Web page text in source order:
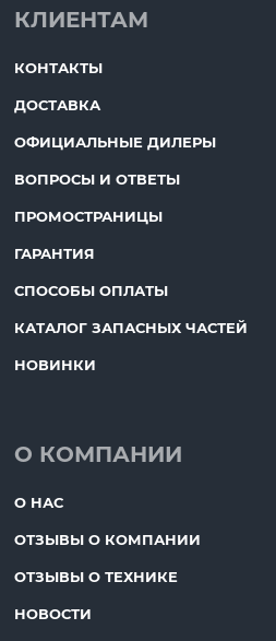
КЛИЕНТАМ
КОНТАКТЫ
ДОСТАВКА
ОФИЦИАЛЬНЫЕ ДИЛЕРЫ
ВОПРОСЫ И ОТВЕТЫ
ПРОМОСТРАНИЦЫ
ГАРАНТИЯ
СПОСОБЫ ОПЛАТЫ
КАТАЛОГ ЗАПАСНЫХ ЧАСТЕЙ
НОВИНКИ
О КОМПАНИИ
О НАС
ОТЗЫВЫ О КОМПАНИИ
ОТЗЫВЫ О ТЕХНИКЕ
НОВОСТИ